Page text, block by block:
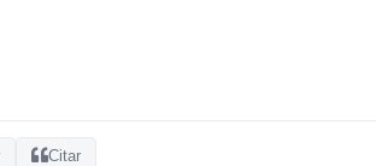
Citar